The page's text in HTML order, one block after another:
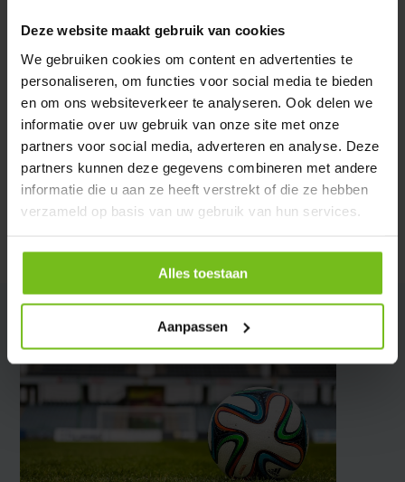
Deze website maakt gebruik van cookies
We gebruiken cookies om content en advertenties te
personaliseren, om functies voor social media te bieden
en om ons websiteverkeer te analyseren. Ook delen we
informatie over uw gebruik van onze site met onze
partners voor social media, adverteren en analyse. Deze
partners kunnen deze gegevens combineren met andere
informatie die u aan ze heeft verstrekt of die ze hebben
verzameld op basis van uw gebruik van hun services.
Alles toestaan
Aanpassen
Productomschrijving
Reviews